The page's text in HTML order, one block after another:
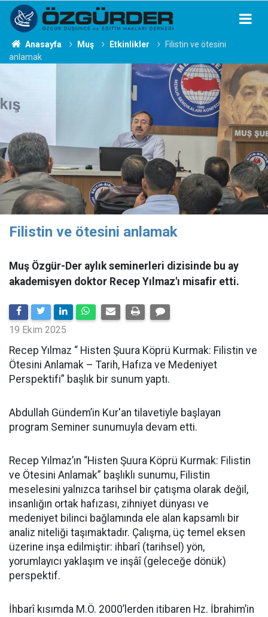
Anasayfa Muş Etkinlikler
Filistin ve ötesini
anlamak
Filistin ve ötesini anlamak
​​​​​​​Muş Özgür-Der aylık seminerleri dizisinde bu ay
akademisyen doktor Recep Yılmaz'ı misafir etti.
19 Ekim 2025
Recep Yılmaz “ Histen Şuura Köprü Kurmak: Filistin ve
Ötesini Anlamak – Tarih, Hafıza ve Medeniyet
Perspektifi” başlık bir sunum yaptı.
Abdullah Gündem’in Kur'an tilavetiyle başlayan
program Seminer sunumuyla devam etti.
Recep Yılmaz’ın “Histen Şuura Köprü Kurmak: Filistin
ve Ötesini Anlamak” başlıklı sunumu, Filistin
meselesini yalnızca tarihsel bir çatışma olarak değil,
insanlığın ortak hafızası, zihniyet dünyası ve
medeniyet bilinci bağlamında ele alan kapsamlı bir
analiz niteliği taşımaktadır. Çalışma, üç temel eksen
üzerine inşa edilmiştir: ihbarî (tarihsel) yön,
yorumlayıcı yaklaşım ve inşâî (geleceğe dönük)
perspektif.
İhbarî kısımda M.Ö. 2000’lerden itibaren Hz. İbrahim’in